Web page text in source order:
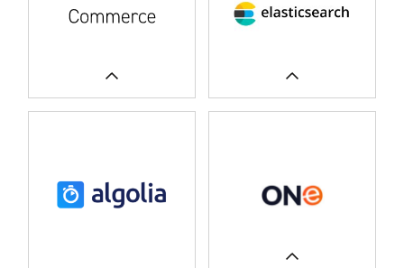
WIĘCEJ